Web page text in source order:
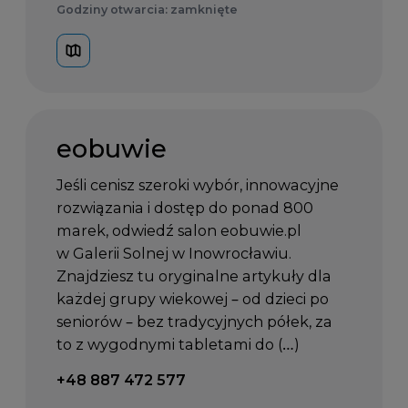
Godziny otwarcia: zamknięte
eobuwie
Jeśli cenisz szeroki wybór, innowacyjne
rozwiązania i dostęp do ponad 800
marek, odwiedź salon eobuwie.pl
w Galerii Solnej w Inowrocławiu.
Znajdziesz tu oryginalne artykuły dla
każdej grupy wiekowej – od dzieci po
seniorów – bez tradycyjnych półek, za
to z wygodnymi tabletami do (…)
Telefon kontaktowy:
+48 887 472 577